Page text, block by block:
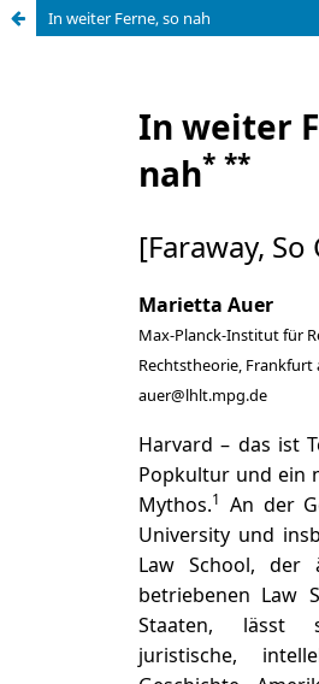
In weiter Ferne, so nah